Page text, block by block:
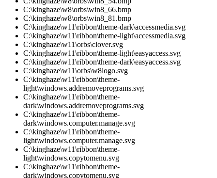
C:\kinghaze\w8\orbs\win8_66.bmp
C:\kinghaze\w8\orbs\win8_81.bmp
C:\kinghaze\w11\ribbon\theme-dark\accessmedia.svg
C:\kinghaze\w11\ribbon\theme-light\accessmedia.svg
C:\kinghaze\w11\orbs\clover.svg
C:\kinghaze\w11\ribbon\theme-light\easyaccess.svg
C:\kinghaze\w11\ribbon\theme-dark\easyaccess.svg
C:\kinghaze\w11\orbs\w8logo.svg
C:\kinghaze\w11\ribbon\theme-
light\windows.addremoveprograms.svg
C:\kinghaze\w11\ribbon\theme-
dark\windows.addremoveprograms.svg
C:\kinghaze\w11\ribbon\theme-
dark\windows.computer.manage.svg
C:\kinghaze\w11\ribbon\theme-
light\windows.computer.manage.svg
C:\kinghaze\w11\ribbon\theme-
light\windows.copytomenu.svg
C:\kinghaze\w11\ribbon\theme-
dark\windows.copytomenu.svg